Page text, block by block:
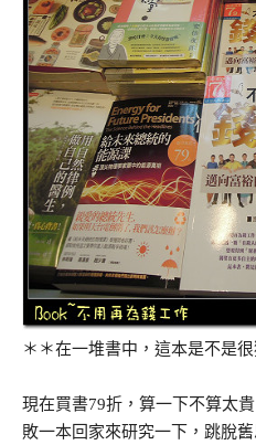
＊＊在一堆書中，這本是不是
現在買書79折，算一下不算太貴
敗一本回家來研究一下，跳脫